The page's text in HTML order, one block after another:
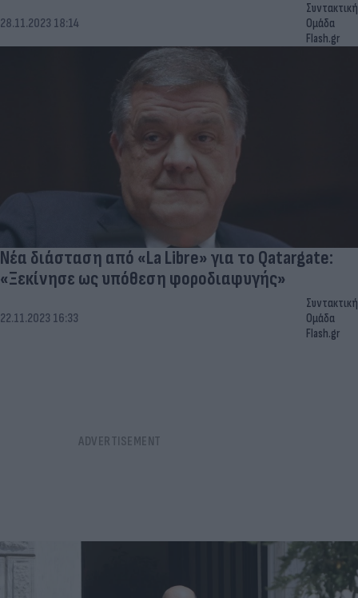
28.11.2023 18:14
Συντακτική
Ομάδα
Flash.gr
Νέα διάσταση από «La Libre» για το Qatargate:
«Ξεκίνησε ως υπόθεση φοροδιαφυγής»
22.11.2023 16:33
Συντακτική
Ομάδα
Flash.gr